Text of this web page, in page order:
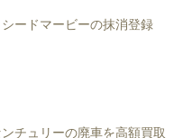
ードマービーの抹消登録
チュリーの廃車を高額買取